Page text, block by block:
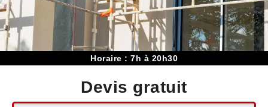
Horaire : 7h à 20h30
Devis gratuit